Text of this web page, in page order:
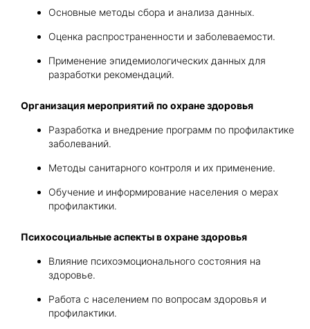
Основные методы сбора и анализа данных.
Оценка распространенности и заболеваемости.
Применение эпидемиологических данных для
разработки рекомендаций.
Организация мероприятий по охране здоровья
Разработка и внедрение программ по профилактике
заболеваний.
Методы санитарного контроля и их применение.
Обучение и информирование населения о мерах
профилактики.
Психосоциальные аспекты в охране здоровья
Влияние психоэмоционального состояния на
здоровье.
Работа с населением по вопросам здоровья и
профилактики.